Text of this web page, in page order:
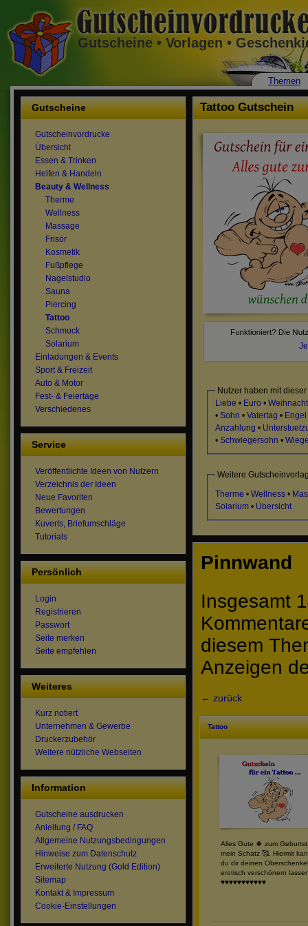
Gutscheine • Vorlagen •
Tattoo Gutschein
Nutzer haben mit
Liebe • Euro •
• Sohn • Vatertag • Engel
Anzahlung •
• Schwiegersohn •
Weitere
Therme • Wellness •
Solarium • Übersicht
Pinnwand
Insgesamt
diesem
Anzeigen
← zurück
Tattoo
Alles Gute 🍀 zum
mein Schatz 🥰. Hiermit
du dir deinen Oberschenkel
erotisch verschönern
♥️♥️♥️♥️♥️♥️♥️♥️♥️♥️♥️
Gutscheine
Gutscheinvordrucke
Übersicht
Essen & Trinken
Helfen & Handeln
Beauty & Wellness
Therme
Wellness
Massage
Frisör
Kosmetik
Fußpflege
Nagelstudio
Sauna
Piercing
Tattoo
Schmuck
Solarium
Einladungen & Events
Sport & Freizeit
Auto & Motor
Fest- & Feiertage
Verschiedenes
Service
Veröffentlichte Ideen von Nutzern
Verzeichnis der Ideen
Neue Favoriten
Bewertungen
Kuverts, Briefumschläge
Tutorials
Persönlich
Login
Registrieren
Passwort
Seite merken
Seite empfehlen
Weiteres
Kurz notiert
Unternehmen & Gewerbe
Druckerzubehör
Weitere nützliche Webseiten
Information
Gutscheine ausdrucken
Anleitung / FAQ
Allgemeine Nutzungsbedingungen
Hinweise zum Datenschutz
Erweiterte Nutzung (Gold Edition)
Sitemap
Kontakt & Impressum
Cookie-Einstellungen
Themen